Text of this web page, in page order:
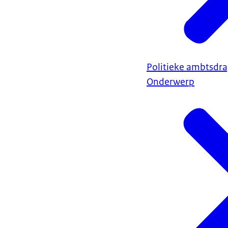
Politieke
Onderwerp